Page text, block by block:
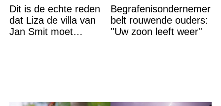
Dit is de echte reden
dat Liza de villa van
Jan Smit moet
Begrafenisondernemer
belt rouwende ouders:
''Uw zoon leeft weer''